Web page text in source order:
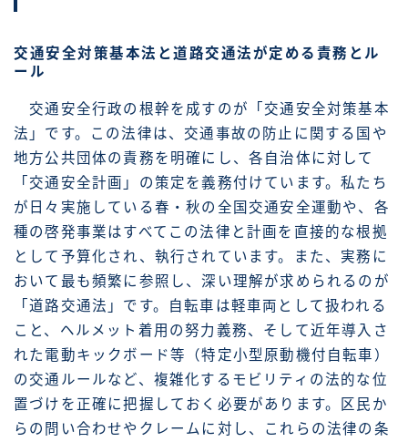
交通安全対策基本法と道路交通法が定める責務とル
ール
交通安全行政の根幹を成すのが「交通安全対策基本
法」です。この法律は、交通事故の防止に関する国や
地方公共団体の責務を明確にし、各自治体に対して
「交通安全計画」の策定を義務付けています。私たち
が日々実施している春・秋の全国交通安全運動や、各
種の啓発事業はすべてこの法律と計画を直接的な根拠
として予算化され、執行されています。また、実務に
おいて最も頻繁に参照し、深い理解が求められるのが
「道路交通法」です。自転車は軽車両として扱われる
こと、ヘルメット着用の努力義務、そして近年導入さ
れた電動キックボード等（特定小型原動機付自転車）
の交通ルールなど、複雑化するモビリティの法的な位
置づけを正確に把握しておく必要があります。区民か
らの問い合わせやクレームに対し、これらの法律の条